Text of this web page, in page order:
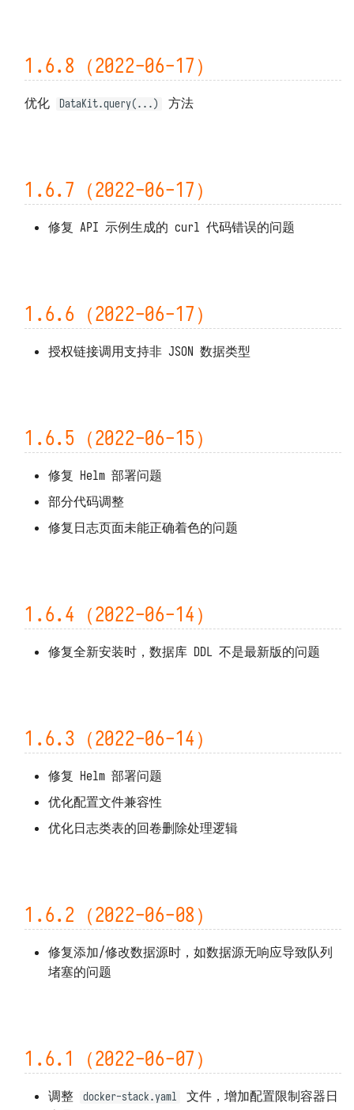
1.6.8（2022-06-17）
优化 DataKit.query(...) 方法
1.6.7（2022-06-17）
修复 API 示例生成的 curl 代码错误的问题
1.6.6（2022-06-17）
授权链接调用支持非 JSON 数据类型
1.6.5（2022-06-15）
修复 Helm 部署问题
部分代码调整
修复日志页面未能正确着色的问题
1.6.4（2022-06-14）
修复全新安装时，数据库 DDL 不是最新版的问题
1.6.3（2022-06-14）
修复 Helm 部署问题
优化配置文件兼容性
优化日志类表的回卷删除处理逻辑
1.6.2（2022-06-08）
修复添加/修改数据源时，如数据源无响应导致队列
堵塞的问题
1.6.1（2022-06-07）
调整 docker-stack.yaml
文件，增加配置限制容器日